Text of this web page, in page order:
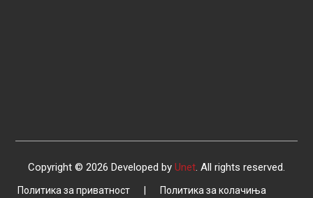
Copyright © 2026 Developed by Unet. All rights reserved.
Политика за приватност Политика за колачиња